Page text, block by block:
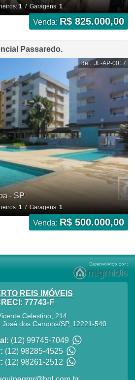
1/ Garagens: 1
Venda: R$ 825.000,00
Passaredo.
Ref.: JL-AP-0017
- SP
1 / Garagens: 1
Venda: R$ 500.000,00
REIS IMÓVEIS
77743-F
Celestino, 214
José dos Campos/SP, 12221-540
(12) 99745-7049
(12) 98285-4525
(12) 98261-2512